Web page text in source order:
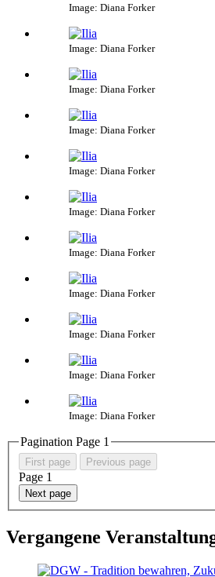
Image: Diana Forker
Image: Diana Forker
Image: Diana Forker
Image: Diana Forker
Image: Diana Forker
Image: Diana Forker
Image: Diana Forker
Image: Diana Forker
Image: Diana Forker
Image: Diana Forker
Image: Diana Forker
Pagination Page 1
First page Previous page
Page 1
Next page
Vergangene